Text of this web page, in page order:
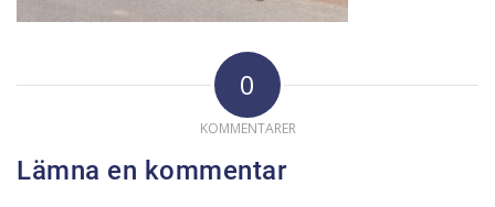
0
KOMMENTARER
Lämna en kommentar